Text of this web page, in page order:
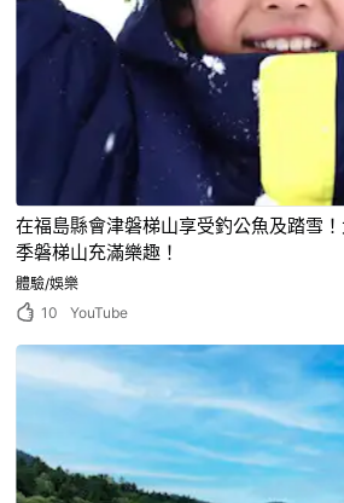
在福島縣會津磐梯山享受釣公魚及踏雪
季磐梯山充滿樂趣！
體驗/娛樂
10
YouTube